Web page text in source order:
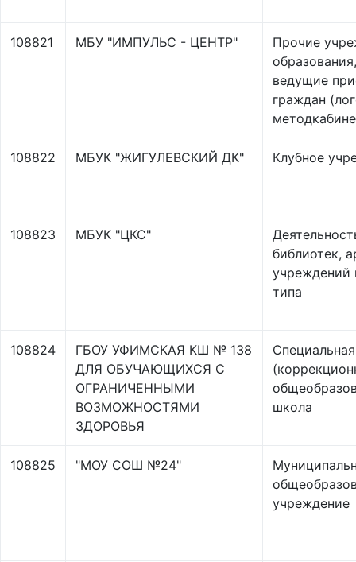
108821 МБУ "ИМПУЛЬС - ЦЕНТР"
Прочие
образования,
ведущие
граждан
108822 МБУК "ЖИГУЛЕВСКИЙ ДК" Клубное
108823 МБУК "ЦКС"
библиотек,
учреждений
типа
108824
ГБОУ УФИМСКАЯ КШ № 138
ДЛЯ ОБУЧАЮЩИХСЯ С
ОГРАНИЧЕННЫМИ
ВОЗМОЖНОСТЯМИ
ЗДОРОВЬЯ
Специальная
школа
108825 "МОУ СОШ №24"
учреждение